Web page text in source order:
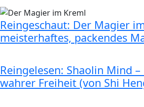
Reingeschaut: Der Magier
meisterhaftes, packendes
Reingelesen: Shaolin Mind –
wahrer Freiheit (von Shi